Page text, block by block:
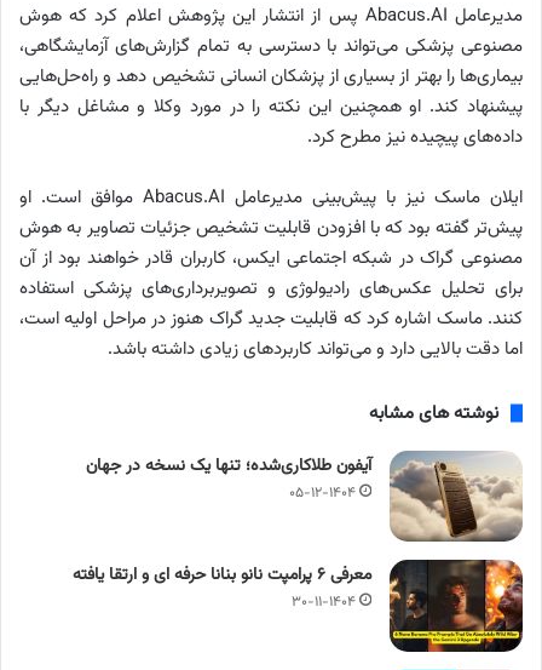
مدیرعامل Abacus.AI پس از انتشار این پژوهش اعلام کرد که هوش
مصنوعی پزشکی می‌تواند با دسترسی به تمام گزارش‌های آزمایشگاهی،
بیماری‌ها را بهتر از بسیاری از پزشکان انسانی تشخیص دهد و راه‌حل‌هایی
پیشنهاد کند. او همچنین این نکته را در مورد وکلا و مشاغل دیگر با
داده‌های پیچیده نیز مطرح کرد.
ایلان ماسک نیز با پیش‌بینی مدیرعامل Abacus.AI موافق است. او
پیش‌تر گفته بود که با افزودن قابلیت تشخیص جزئیات تصاویر به هوش
مصنوعی گراک در شبکه اجتماعی ایکس، کاربران قادر خواهند بود از آن
برای تحلیل عکس‌های رادیولوژی و تصویربرداری‌های پزشکی استفاده
کنند. ماسک اشاره کرد که قابلیت جدید گراک هنوز در مراحل اولیه است،
اما دقت بالایی دارد و می‌تواند کاربردهای زیادی داشته باشد.
نوشته های مشابه
آیفون طلاکاری‌شده؛ تنها یک نسخه در جهان
۰۵-۱۲-۱۴۰۴
معرفی ۶ پرامپت‌ نانو بنانا حرفه ای و ارتقا یافته
۳۰-۱۱-۱۴۰۴